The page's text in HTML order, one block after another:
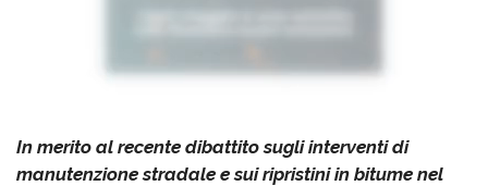
In merito al recente dibattito sugli interventi di
manutenzione stradale e sui ripristini in bitume nel